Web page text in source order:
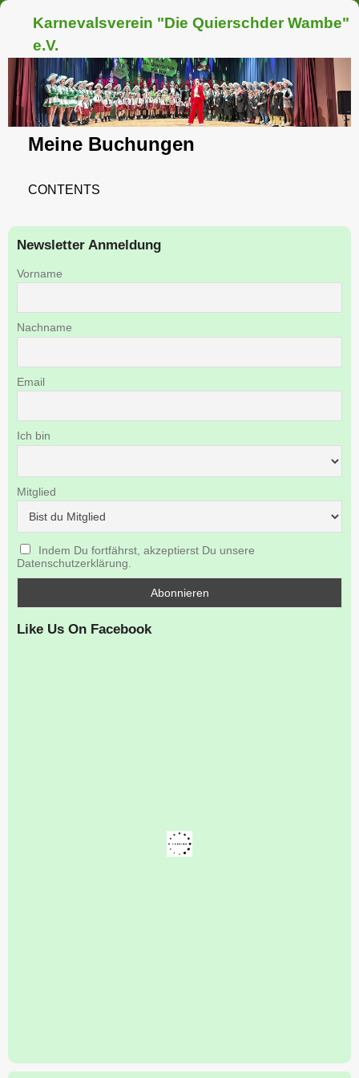
Karnevalsverein "Die Quierschder Wambe"
e.V.
Meine Buchungen
CONTENTS
Newsletter Anmeldung
Vorname
Nachname
Email
Ich bin
Mitglied
Indem Du fortfährst, akzeptierst Du unsere
Datenschutzerklärung.
Like Us On Facebook